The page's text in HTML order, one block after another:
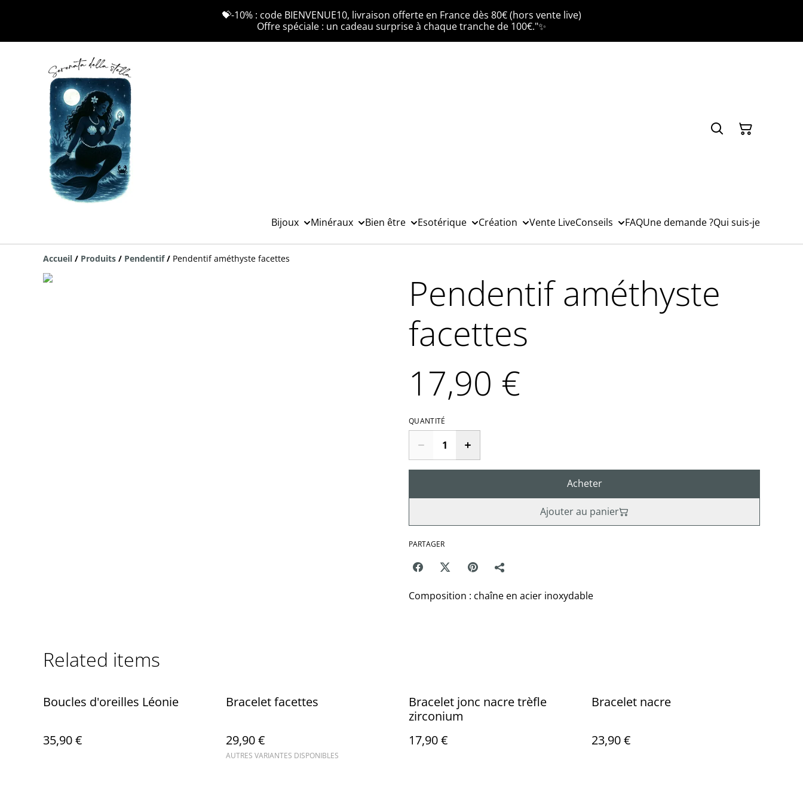
💝-10% : code BIENVENUE10, livraison offerte en France dès 80€ (hors vente live)
Offre spéciale : un cadeau surprise à chaque tranche de 100€."✨
Bijoux Minéraux Bien être Esotérique Création Vente LiveConseils FAQUne demande ?Qui suis-je
Accueil / Produits / Pendentif / Pendentif améthyste facettes
Pendentif améthyste
facettes
17,90 €
QUANTITÉ
Acheter
Ajouter au panier
PARTAGER
Composition : chaîne en acier inoxydable
Related items
Boucles d'oreilles Léonie
35,90 €
Bracelet facettes
29,90 €
AUTRES VARIANTES DISPONIBLES
Bracelet jonc nacre trèfle
zirconium
17,90 €
Bracelet nacre
23,90 €